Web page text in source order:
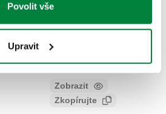
Povolit vše
Upravit
hygroskopický
radiátory. Bílý knoflík POM
těsnění na závitu. Připojení: G
Zobrazit
Zkopírujte